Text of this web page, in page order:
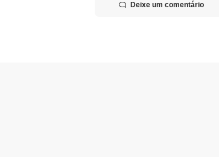
Deixe um comentário